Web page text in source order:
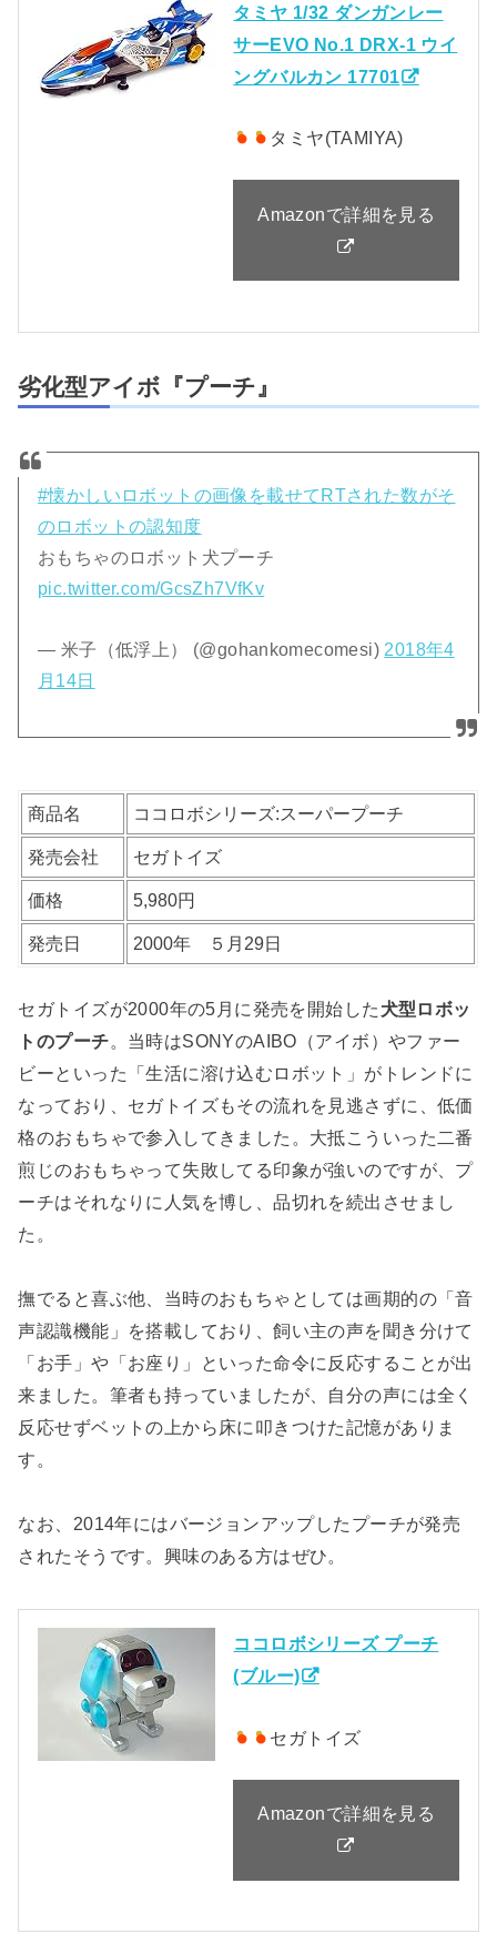
タミヤ 1/32 ダンガンレー
サーEVO No.1 DRX-1 ウイ
ングバルカン 17701
タミヤ(TAMIYA)
Amazonで詳細を見る
劣化型アイボ『プーチ』
#懐かしいロボットの画像を載せてRTされた数がそ
のロボットの認知度
おもちゃのロボット犬プーチ
pic.twitter.com/GcsZh7VfKv
— 米子（低浮上） (@gohankomecomesi) 2018年4
月14日
商品名 ココロボシリーズ:スーパープーチ
発売会社 セガトイズ
価格 5,980円
発売日 2000年 ５月29日
セガトイズが2000年の5月に発売を開始した 犬型ロボッ
トのプーチ。当時はSONYのAIBO（アイボ）やファー
ビーといった「生活に溶け込むロボット」がトレンドに
なっており、セガトイズもその流れを見逃さずに、低価
格のおもちゃで参入してきました。大抵こういった二番
煎じのおもちゃって失敗してる印象が強いのですが、プ
ーチはそれなりに人気を博し、品切れを続出させまし
た。
撫でると喜ぶ他、当時のおもちゃとしては画期的の「音
声認識機能」を搭載しており、飼い主の声を聞き分けて
「お手」や「お座り」といった命令に反応することが出
来ました。筆者も持っていましたが、自分の声には全く
反応せずベットの上から床に叩きつけた記憶がありま
す。
なお、2014年にはバージョンアップしたプーチが発売
されたそうです。興味のある方はぜひ。
ココロボシリーズ プーチ
(ブルー)
セガトイズ
Amazonで詳細を見る